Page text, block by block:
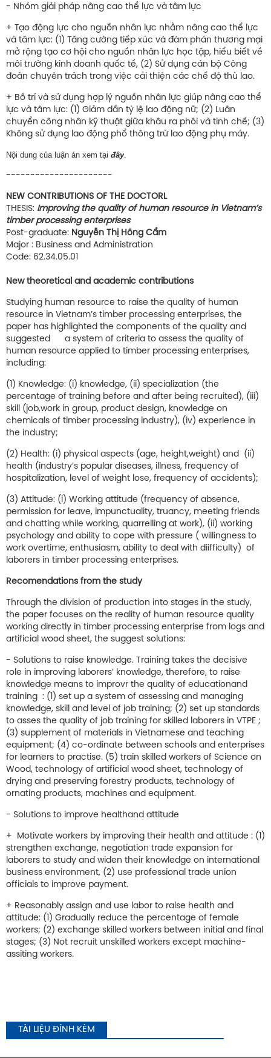
- Nhóm giải pháp nâng cao thể lực và tâm lực
+ Tạo động lực cho nguồn nhân lực nhằm nâng cao thể lực
và tâm lực: (1) Tăng cường tiếp xúc và đàm phán thương mại
mở rộng tạo cơ hội cho nguồn nhân lực học tập, hiểu biết về
môi trường kinh doanh quốc tế, (2) Sử dụng cán bộ Công
đoàn chuyên trách trong việc cải thiện các chế độ thù lao.
+ Bố trí và sử dụng hợp lý nguồn nhân lực giúp nâng cao thể
lực và tâm lực: (1) Giảm dần tỷ lệ lao động nữ; (2) Luân
chuyển công nhân kỹ thuật giữa khâu ra phôi và tinh chế; (3)
Không sử dụng lao động phổ thông trừ lao động phụ máy.
Nội dung của luận án xem tại đây.
----------------------
NEW CONTRIBUTIONS OF THE DOCTORL
THESIS: Improving the quality of human resource in Vietnam’s
timber processing enterprises
Post-graduate: Nguyễn Thị Hồng Cẩm
Major : Business and Administration
Code: 62.34.05.01
New theoretical and academic contributions
Studying human resource to raise the quality of human
resource in Vietnam’s timber processing enterprises, the
paper has highlighted the components of the quality and
suggested a system of criteria to assess the quality of
human resource applied to timber processing enterprises,
including:
(1) Knowledge: (i) knowledge, (ii) specialization (the
percentage of training before and after being recruited), (iii)
skill (job,work in group, product design, knowledge on
chemicals of timber processing industry), (iv) experience in
the industry;
(2) Health: (i) physical aspects (age, height,weight) and (ii)
health (industry’s popular diseases, illness, frequency of
hospitalization, level of weight lose, frequency of accidents);
(3) Attitude: (i) Working attitude (frequency of absence,
permission for leave, impunctuality, truancy, meeting friends
and chatting while working, quarrelling at work), (ii) working
psychology and ability to cope with pressure ( willingness to
work overtime, enthusiasm, ability to deal with diifficulty) of
laborers in timber processing enterprises.
Recomendations from the study
Through the division of production into stages in the study,
the paper focuses on the reality of human resource quality
working directly in timber processing enterprise from logs and
artificial wood sheet, the suggest solutions:
- Solutions to raise knowledge. Training takes the decisive
role in improving laborers’ knowledge, therefore, to raise
knowledge means to improvr the quality of educationand
training : (1) set up a system of assessing and managing
knowledge, skill and level of job training; (2) set up standards
to asses the quality of job training for skilled laborers in VTPE ;
(3) supplement of materials in Vietnamese and teaching
equipment; (4) co-ordinate between schools and enterprises
for learners to practise. (5) train skilled workers of Science on
Wood, technology of artificial wood sheet, technology of
drying and preserving forestry products, technology of
ornating products, machines and equipment.
- Solutions to improve healthand attitude
+ Motivate workers by improving their health and attitude : (1)
strengthen exchange, negotiation trade expansion for
laborers to study and widen their knowledge on international
business environment, (2) use professional trade union
officials to improve payment.
+ Reasonably assign and use labor to raise health and
attitude: (1) Gradually reduce the percentage of female
workers; (2) exchange skilled workers between initial and final
stages; (3) Not recruit unskilled workers except machine-
assiting workers.
TÀI LIỆU ĐÍNH KÈM